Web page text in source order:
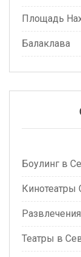
Площадь
Балаклава
Боулинг в
Кинотеатры
Театры в